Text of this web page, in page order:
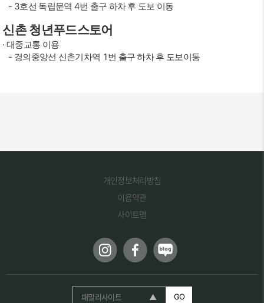
- 3호선 독립문역 4번 출구 하차 후 도보 이동
신촌 청년푸드스토어
· 대중교통 이용
- 경의중앙선 신촌기차역 1번 출구 하차 후 도보이동
개인정보처리방침
이용약관
사이트맵
패밀리사이트 GO